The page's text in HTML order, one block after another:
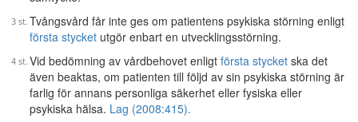
Tvångsvård får inte ges om patientens psykiska störning enligt
första stycket utgör enbart en utvecklingsstörning.
Vid bedömning av vårdbehovet enligt första stycket ska det
även beaktas, om patienten till följd av sin psykiska störning är
farlig för annans personliga säkerhet eller fysiska eller
psykiska hälsa. Lag (2008:415).